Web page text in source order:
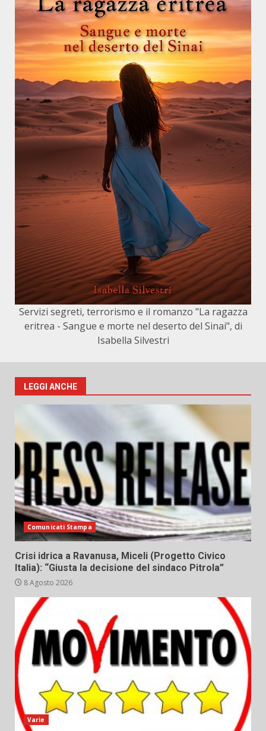
Servizi segreti, terrorismo e il romanzo "La ragazza
eritrea - Sangue e morte nel deserto del Sinai", di
Isabella Silvestri
LEGGI ANCHE
Comunicati Stampa
Crisi idrica a Ravanusa, Miceli (Progetto Civico
Italia): “Giusta la decisione del sindaco Pitrola”
8 Agosto 2026
Varie